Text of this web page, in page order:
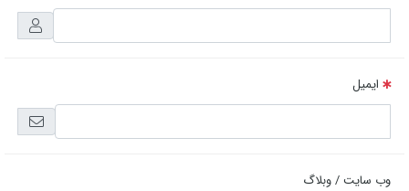
ایمیل
وب سایت / وبلاگ